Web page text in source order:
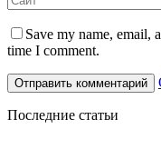
Save my name, email,
time I comment.
Последние статьи